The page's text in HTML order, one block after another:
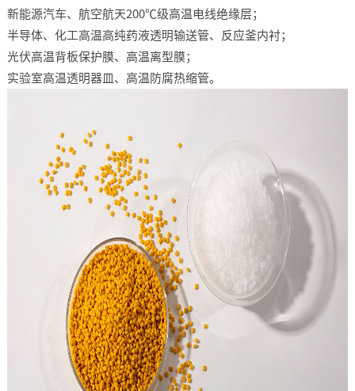
新能源汽车、航空航天200℃级高温电线绝缘层；
半导体、化工高温高纯药液透明输送管、反应釜内衬；
光伏高温背板保护膜、高温离型膜；
实验室高温透明器皿、高温防腐热缩管。